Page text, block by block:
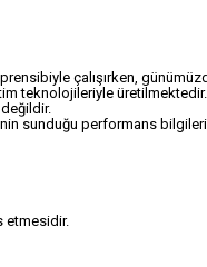
çalışırken,
teknolojileriyle üretilmektedir.
sunduğu performans
etmesidir.